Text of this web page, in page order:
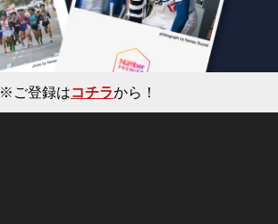
※ご登録はコチラから！